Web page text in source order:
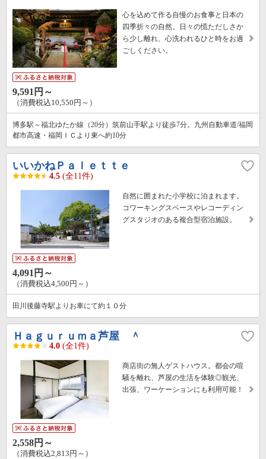
心を込めて作る自慢のお食事と日本の
四季折々の自然。日々の慌ただしさか
ら少し離れ、心洗われるひと時をお過
ごしください。
9,591円～
（消費税込10,550円～）
博多駅～福北ゆたか線（20分）筑前山手駅より徒歩7分。九州自動車道/福岡
都市高速・福岡ＩＣより東へ約10分
いいかねＰａｌｅｔｔｅ
4.5 (全11件)
自然に囲まれた小学校に泊まれます。
コワーキングスペースやレコーディン
グスタジオのある複合型宿泊施設。
4,091円～
（消費税込4,500円～）
田川後藤寺駅よりお車にて約１０分
Ｈａｇｕｒｕｍａ芦屋 ＾
4.0 (全1件)
商店街の無人ゲストハウス。都会の喧
騒を離れ、芦屋の生活を体験◎観光、
出張、ワーケーションにも利用可能！
2,558円～
（消費税込2,813円～）